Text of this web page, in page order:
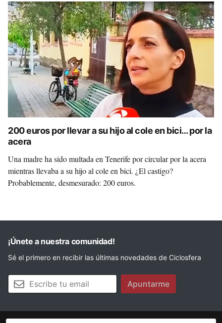
200 euros por llevar a su hijo al cole en bici… por la
acera
Una madre ha sido multada en Tenerife por circular por la acera
mientras llevaba a su hijo al cole en bici. ¿El castigo?
Probablemente, desmesurado: 200 euros.
¡Únete a nuestra comunidad!
Sé el primero en recibir las últimas novedades de Ciclosfera
Tu email Apuntarme